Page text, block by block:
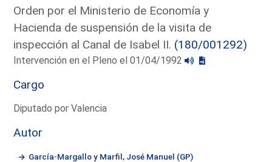
Orden por el Ministerio de Economía y
Hacienda de suspensión de la visita de
inspección al Canal de Isabel II. (180/001292)
Intervención en el Pleno el 01/04/1992
Cargo
Diputado por Valencia
Autor
García-Margallo y Marfil, José Manuel (GP)